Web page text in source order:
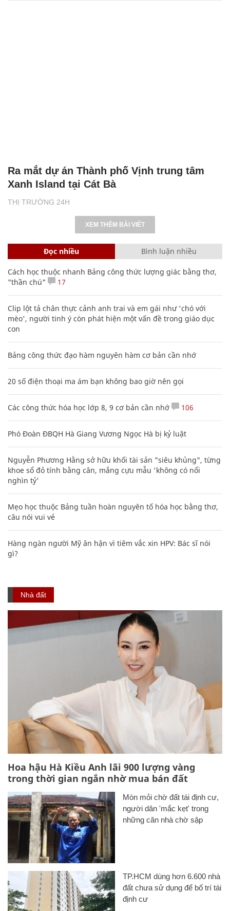
THỊ TRƯỜNG 24H
Ra mắt dự án Thành phố Vịnh trung tâm
Xanh Island tại Cát Bà
XEM THÊM BÀI VIẾT
Đọc nhiều Bình luận nhiều
Cách học thuộc nhanh Bảng công thức lượng giác bằng thơ,
"thần chú"
17
Clip lột tả chân thực cảnh anh trai và em gái như 'chó với
mèo', người tinh ý còn phát hiện một vấn đề trong giáo dục
con
Bảng công thức đạo hàm nguyên hàm cơ bản cần nhớ
20 số điện thoại ma ám bạn không bao giờ nên gọi
Các công thức hóa học lớp 8, 9 cơ bản cần nhớ 106
Phó Đoàn ĐBQH Hà Giang Vương Ngọc Hà bị kỷ luật
Nguyễn Phương Hằng sở hữu khối tài sản "siêu khủng", từng
khoe sổ đỏ tính bằng cân, mắng cựu mẫu 'không có nổi
nghìn tỷ'
Mẹo học thuộc Bảng tuần hoàn nguyên tố hóa học bằng thơ,
câu nói vui vẻ
Hàng ngàn người Mỹ ân hận vì tiêm vắc xin HPV: Bác sĩ nói
gì?
Nhà đất
Hoa hậu Hà Kiều Anh lãi 900 lượng vàng
trong thời gian ngắn nhờ mua bán đất
Mòn mỏi chờ đất tái định cư,
người dân 'mắc kẹt' trong
những căn nhà chờ sập
TP.HCM dùng hơn 6.600 nhà
đất chưa sử dụng để bố trí tái
định cư